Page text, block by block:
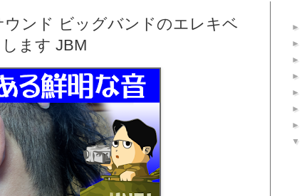
ンド ビッグバンドのエレキベ
ます JBM
►
►
►
►
►
►
►
▼